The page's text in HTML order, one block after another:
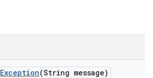
Exception(String message)